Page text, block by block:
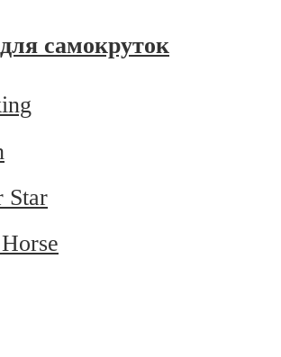
самокруток
Star